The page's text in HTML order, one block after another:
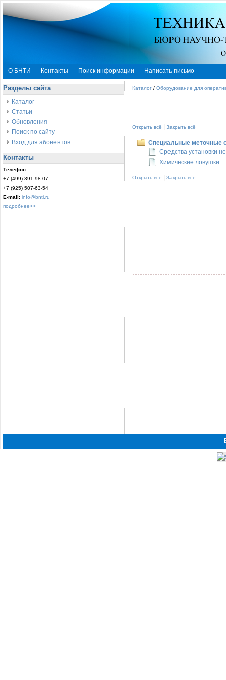
О БНТИ Контакты Поиск информации Написать письмо
Разделы сайта
Каталог
Статьи
Обновления
Поиск по сайту
Вход для абонентов
Контакты
Телефон:
+7 (499) 391-98-07
+7 (925) 507-63-54
E-mail: info@bnti.ru
подробнее>>
Каталог / Оборудование для
Открыть всё Закрыть всё
Специальные меточные
Средства установки
Химические ловушки
Открыть всё Закрыть всё